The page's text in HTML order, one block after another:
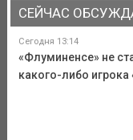
СЕЙЧАС
Сегодня 13:14
«Флуминенсе» не
какого-либо игрока